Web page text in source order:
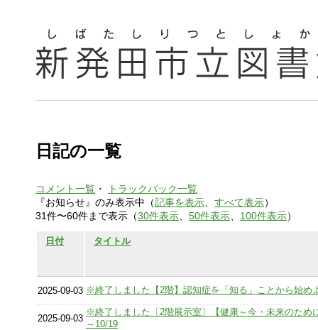
日記の一覧
コメント一覧 ・
トラックバック一覧
『お知らせ』のみ表示中（記事を表示 すべて表示）
31件〜60件まで表示（30件表示 50件表示 100件表示）
日付 タイトル
2025-09-03 ※終了しました【2階】認知症を「知る」ことから始め
2025-09-03
※終了しました〔2階展示室〕【健康～今・未来のため
～10/19